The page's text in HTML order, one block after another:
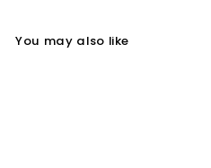
You may also like